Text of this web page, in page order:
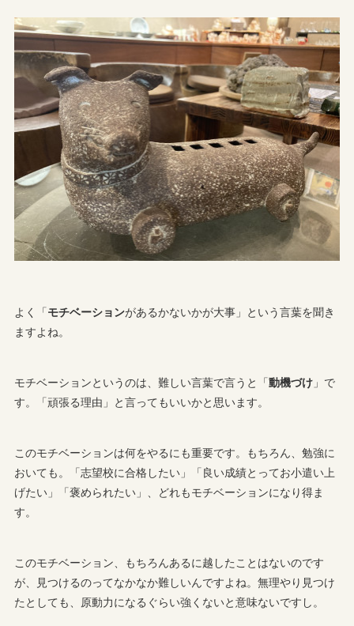
よく「モチベーションがあるかないかが大事」という言葉を聞き
ますよね。
モチベーションというのは、難しい言葉で言うと「動機づけ 」で
す。「頑張る理由」と言ってもいいかと思います。
このモチベーションは何をやるにも重要です。もちろん、勉強に
おいても。「志望校に合格したい」「良い成績とってお小遣い上
げたい」「褒められたい」、どれもモチベーションになり得ま
す。
このモチベーション、もちろんあるに越したことはないのです
が、見つけるのってなかなか難しいんですよね。無理やり見つけ
たとしても、原動力になるぐらい強くないと意味ないですし。